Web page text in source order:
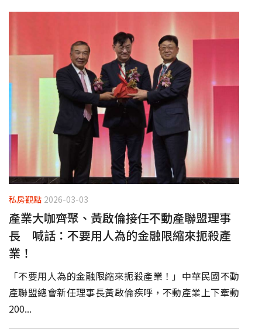
私房觀點 2026-03-03
產業大咖齊聚、黃啟倫接任不動產聯盟理事
長 喊話：不要用人為的金融限縮來扼殺產
業！
「不要用人為的金融限縮來扼殺產業！」中華民國不動
產聯盟總會新任理事長黃啟倫疾呼，不動產業上下牽動
200...